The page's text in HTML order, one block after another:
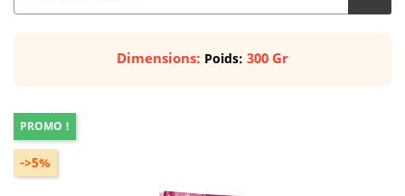
Dimensions: Poids: 300 Gr
PROMO !
->5%